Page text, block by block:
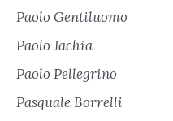
Paolo Gentiluomo
Paolo Jachia
Paolo Pellegrino
Pasquale Borrelli